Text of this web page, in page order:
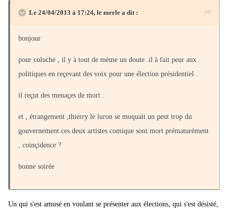
Le 24/04/2013 à 17:24, le merle a dit :
bonjour
pour coluche , il y à tout de mème un doute .il à fait peur aux
politiques en reçevant des voix pour une élection présidentiel .
il reçut des menaçes de mort .
et , étrangement ,thierry le luron se moquait un peut trop du
gouvernement.ces deux artistes comique sont mort prématurément
, coinçidence ?
bonne soirée
Un qui s'est amusé en voulant se présenter aux élections, qui s'est désisté,